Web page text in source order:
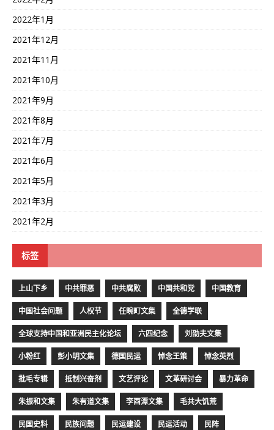
2022年1月
2021年12月
2021年11月
2021年10月
2021年9月
2021年8月
2021年7月
2021年6月
2021年5月
2021年3月
2021年2月
标签
上山下乡 中共罪恶 中共腐败 中国共和党 中国教育
中国社会问题 人权节 任畹町文集 全德学联
全球支持中国和亚洲民主化论坛 六四纪念 刘劭夫文集
小粉红 彭小明文集 德国民运 悼念王策 悼念英烈
批毛专辑 抵制兴奋剂 文艺评论 文革研讨会 暴力革命
朱振和文集 朱有道文集 李酉潭文集 毛共大饥荒
民国史料 民族问题 民运建设 民运活动 民阵